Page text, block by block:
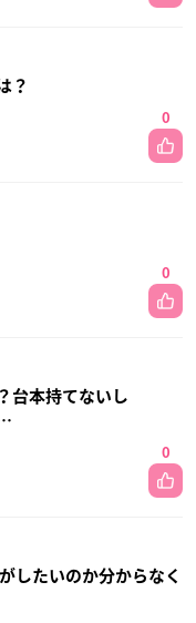
？
0
0
台本持てないし
0
したいのか分からなく